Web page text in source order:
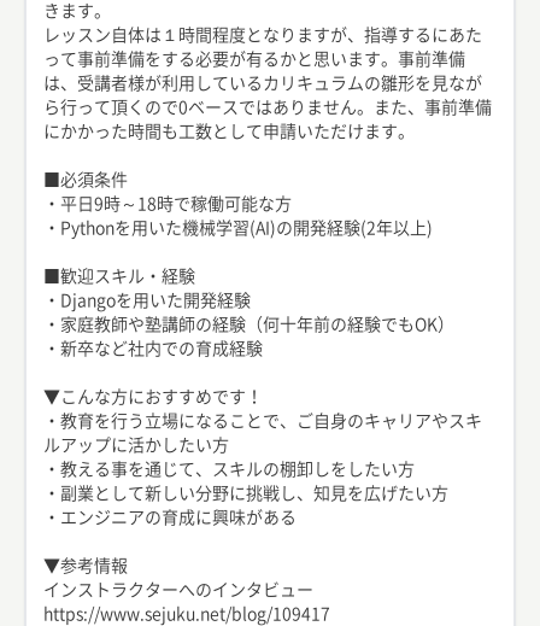
きます。
レッスン自体は１時間程度となりますが、指導するにあた
って事前準備をする必要が有るかと思います。事前準備
は、受講者様が利用しているカリキュラムの雛形を見なが
ら行って頂くので0ベースではありません。また、事前準備
にかかった時間も工数として申請いただけます。
■必須条件
・平日9時～18時で稼働可能な方
・Pythonを用いた機械学習(AI)の開発経験(2年以上)
■歓迎スキル・経験
・Djangoを用いた開発経験
・家庭教師や塾講師の経験（何十年前の経験でもOK）
・新卒など社内での育成経験
▼こんな方におすすめです！
・教育を行う立場になることで、ご自身のキャリアやスキ
ルアップに活かしたい方
・教える事を通じて、スキルの棚卸しをしたい方
・副業として新しい分野に挑戦し、知見を広げたい方
・エンジニアの育成に興味がある
▼参考情報
インストラクターへのインタビュー
https://www.sejuku.net/blog/109417